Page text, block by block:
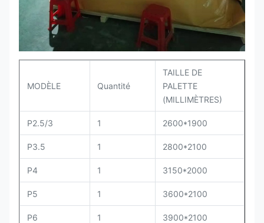
MODÈLE Quantité
TAILLE DE
PALETTE
(MILLIMÈTRES)
P2.5/3 1 2600*1900
P3.5 1 2800*2100
P4 1 3150*2000
P5 1 3600*2100
P6 1 3900*2100